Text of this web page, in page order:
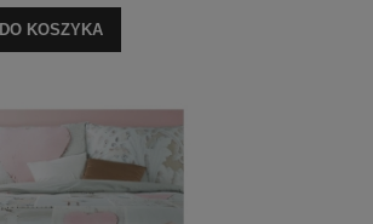
DO KOSZYKA